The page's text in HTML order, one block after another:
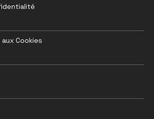
Cookies